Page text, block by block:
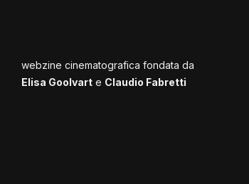
webzine cinematografica fondata da
Elisa Goolvart e Claudio Fabretti